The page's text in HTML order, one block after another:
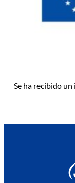
Se ha recibido